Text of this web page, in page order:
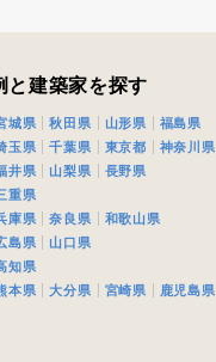
と建築家を探す
城県 秋田県 山形県
福島県
玉県 千葉県 東京都
神奈川県
井県 山梨県
長野県
重県
庫県 奈良県
和歌山県
島県
山口県
知県
本県 大分県 宮崎県
鹿児島県